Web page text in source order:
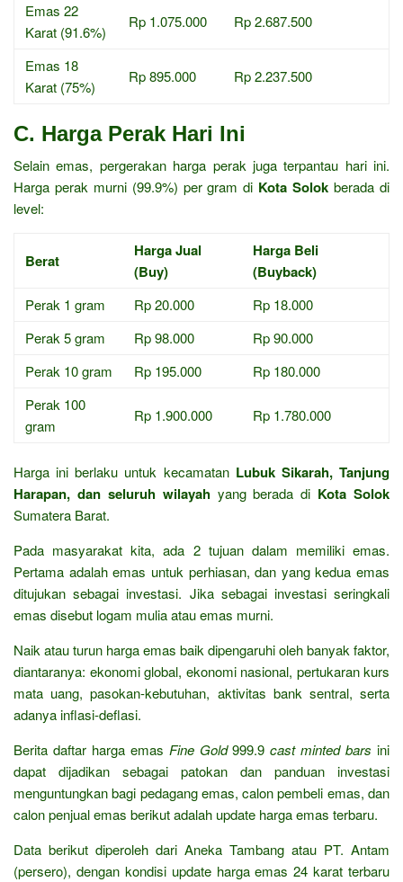
Emas 22
Karat (91.6%)
Rp 1.075.000 Rp 2.687.500
Emas 18
Karat (75%)
Rp 895.000 Rp 2.237.500
C. Harga Perak Hari Ini
Selain emas, pergerakan harga perak juga terpantau hari ini.
Harga perak murni (99.9%) per gram di Kota Solok berada di
level:
Berat
Harga Jual
(Buy)
Harga Beli
(Buyback)
Perak 1 gram Rp 20.000
Rp 18.000
Perak 5 gram
Rp 98.000
Rp 90.000
Perak 10 gram
Rp 195.000
Rp 180.000
Perak 100
gram
Rp 1.900.000 Rp 1.780.000
Harga ini berlaku untuk kecamatan Lubuk Sikarah, Tanjung
Harapan, dan seluruh wilayahyang berada di Kota Solok
Sumatera Barat.
Pada masyarakat kita, ada 2 tujuan dalam memiliki emas.
Pertama adalah emas untuk perhiasan, dan yang kedua emas
ditujukan sebagai investasi. Jika sebagai investasi seringkali
emas disebut logam mulia atau emas murni.
Naik atau turun harga emas baik dipengaruhi oleh banyak faktor,
diantaranya: ekonomi global, ekonomi nasional, pertukaran kurs
mata uang, pasokan-kebutuhan, aktivitas bank sentral, serta
adanya inflasi-deflasi.
Berita daftar harga emas Fine Gold999.9cast minted barsini
dapat dijadikan sebagai patokan dan panduan investasi
menguntungkan bagi pedagang emas, calon pembeli emas, dan
calon penjual emas berikut adalah update harga emas terbaru.
Data berikut diperoleh dari Aneka Tambang atau PT. Antam
(persero), dengan kondisi update harga emas 24 karat terbaru